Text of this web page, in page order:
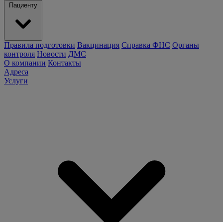
Пациенту
Правила подготовки Вакцинация Справка ФНС Органы
контроля Новости ДМС
О компании Контакты
Адреса
Услуги